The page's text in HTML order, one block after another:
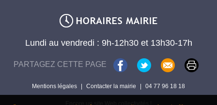
Lundi au vendredi : 9h-12h30 et 13h30-17h
PARTAGEZ CETTE PAGE
Mentions légales | Contacter la mairie | 04 77 96 18 18
Encore un site Web collectivités !